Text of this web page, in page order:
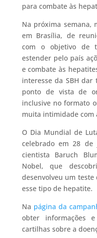
para combate às
Na próxima semana,
em Brasília, de
com o objetivo de
estender pelo país
e combate às
interesse da SBH
ponto de vista de
inclusive no formato
muita intimidade com
O Dia Mundial de
celebrado em 28
cientista Baruch
Nobel, que
desenvolveu um teste
esse tipo de hepatite.
Na página da
obter informações
cartilhas sobre a